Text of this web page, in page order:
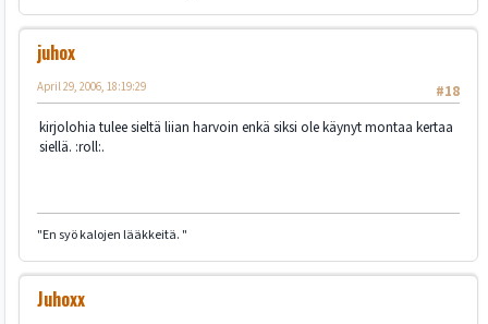
juhox
#18
April 29, 2006, 18:19:29
kirjolohia tulee sieltä liian harvoin enkä siksi ole käynyt montaa kertaa
siellä. :roll:.
"En syö kalojen lääkkeitä. "
Juhoxx